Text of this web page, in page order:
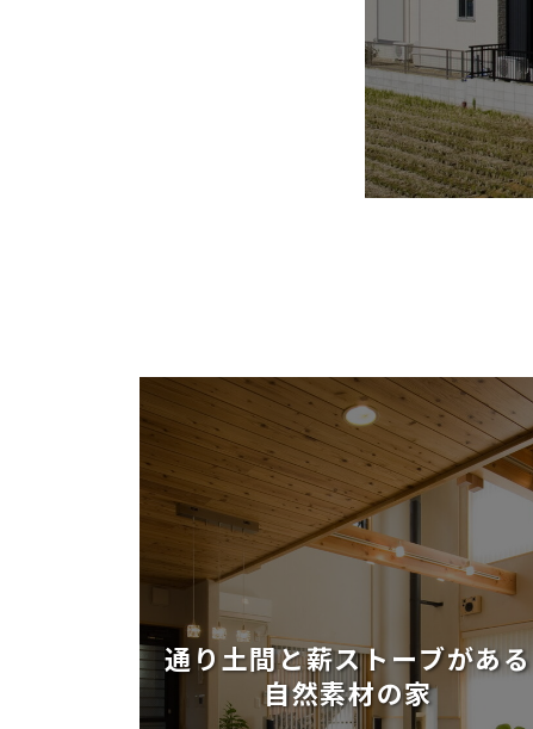
通り土間と薪ストーブがある
自然素材の家